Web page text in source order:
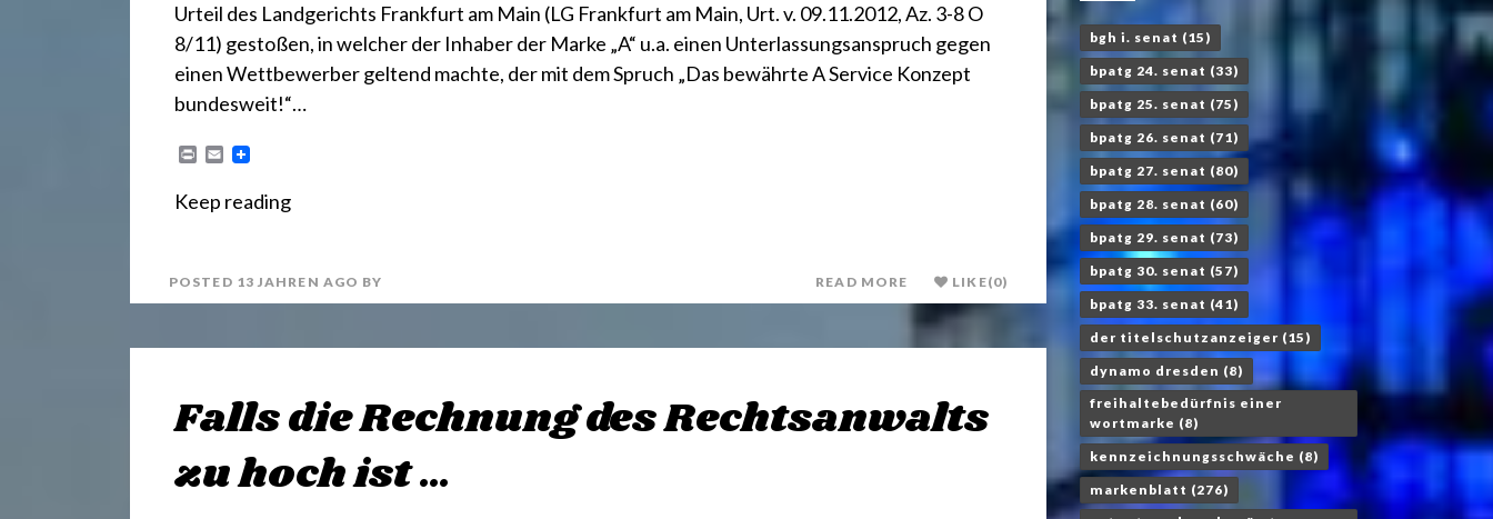
Urteil des Landgerichts Frankfurt am Main (LG Frankfurt am Main, Urt. v. 09.11.2012, Az. 3-8 O
8/11) gestoßen, in welcher der Inhaber der Marke „A“ u.a. einen Unterlassungsanspruch gegen
einen Wettbewerber geltend machte, der mit dem Spruch „Das bewährte A Service Konzept
bundesweit!“…
n
E
i
Keep reading
POSTED 13 JAHREN AGO BY READ MORE LIKE(0)
Falls die Rechnung des Rechtsanwalts
zu hoch ist …
bgh i. senat (15)
bpatg 24. senat (33)
bpatg 25. senat (75)
bpatg 26. senat (71)
bpatg 27. senat (80)
bpatg 28. senat (60)
bpatg 29. senat (73)
bpatg 30. senat (57)
bpatg 33. senat (41)
der titelschutzanzeiger (15)
dynamo dresden (8)
freihaltebedürfnis einer
wortmarke (8)
kennzeichnungsschwäche (8)
markenblatt (276)